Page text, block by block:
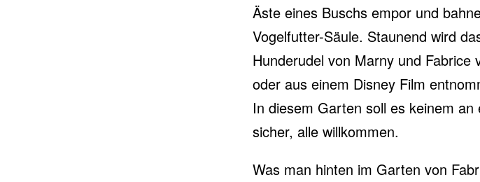
Äste eines Buschs empor und
Vogelfutter-Säule. Staunend wird
Hunderudel von Marny und
oder aus einem Disney Film
In diesem Garten soll es keinem
sicher, alle willkommen.
Was man hinten im Garten von